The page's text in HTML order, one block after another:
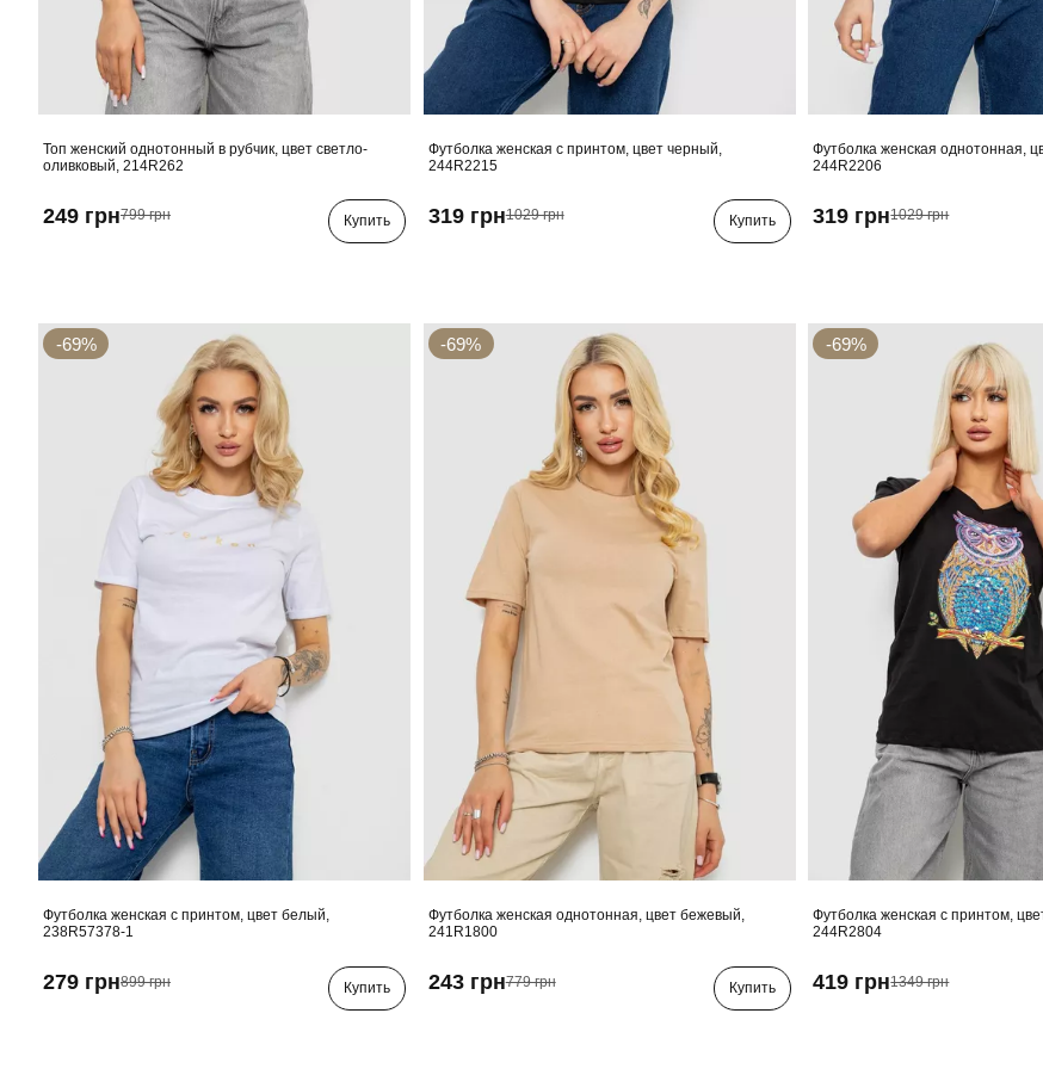
Топ женский однотонный в рубчик, цвет светло-
оливковый, 214R262
249 грн799 грн Купить
Футболка женская с принтом, цвет черный,
244R2215
319 грн1029 грн Купить
Футболка женская однотонная,
244R2206
319 грн1029 грн
-69%
Футболка женская с принтом, цвет белый,
238R57378-1
279 грн899 грн Купить
-69%
Футболка женская однотонная, цвет бежевый,
241R1800
243 грн779 грн Купить
-69%
Футболка женская с принтом,
244R2804
419 грн1349 грн